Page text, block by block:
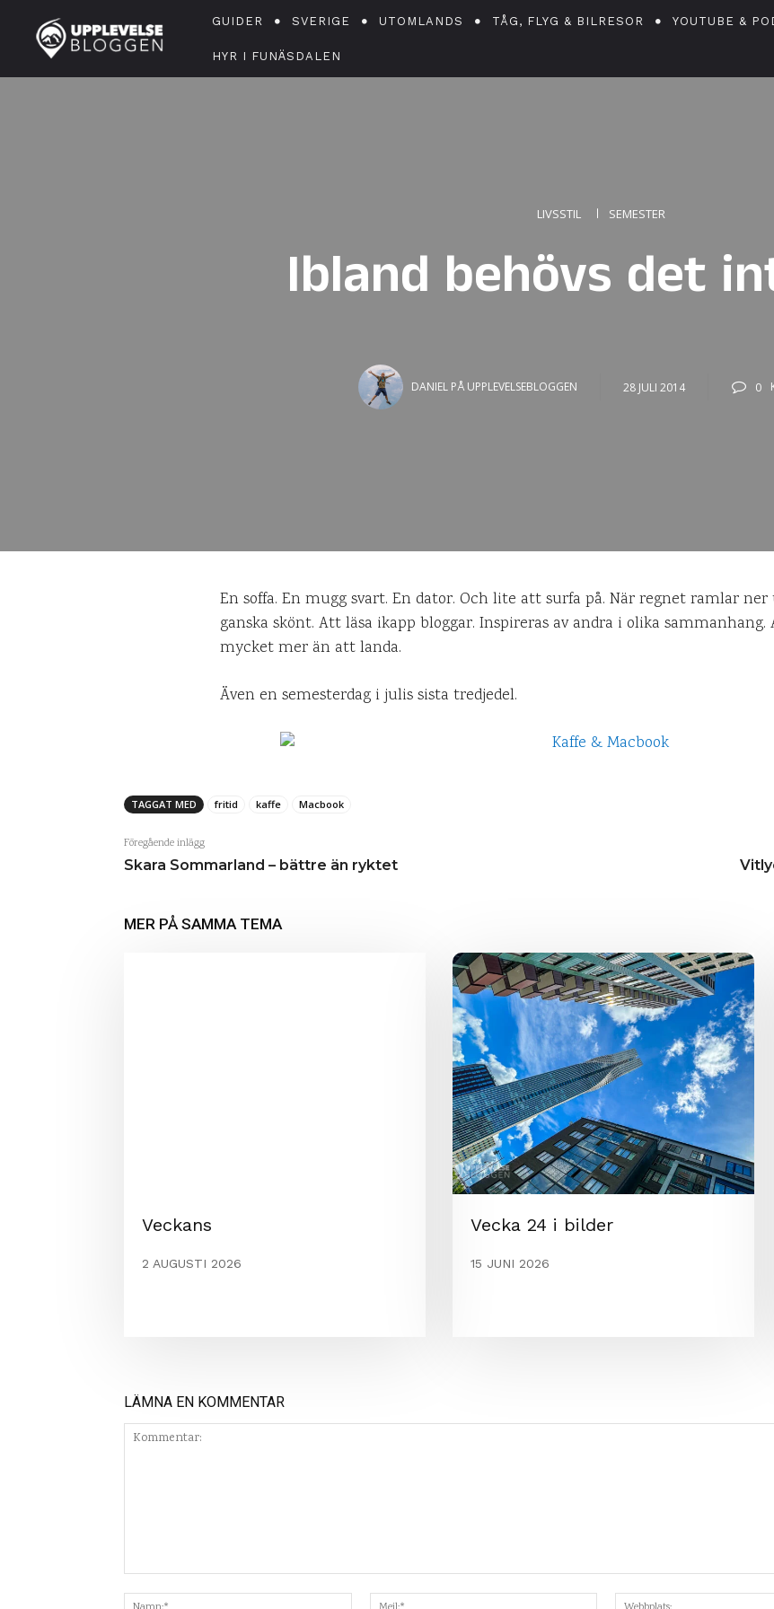
GUIDER SVERIGE UTOMLANDS TÅG, FLYG & BILRESOR YOUTUBE &
HYR I FUNÄSDALEN
LIVSSTIL SEMESTER
Ibland behövs det
DANIEL PÅ UPPLEVELSEBLOGGEN 28 JULI 2014 0
En soffa. En mugg svart. En dator. Och lite att surfa på. När regnet ramlar
ganska skönt. Att läsa ikapp bloggar. Inspireras av andra i olika
mycket mer än att landa.
Även en semesterdag i julis sista tredjedel.
TAGGAT MED fritid kaffe Macbook
Föregående inlägg
Skara Sommarland – bättre än ryktet
MER PÅ SAMMA TEMA
Veckans
2 AUGUSTI 2026
Vecka 24 i bilder
15 JUNI 2026
LÄMNA EN KOMMENTAR
Namn:*
Mejl:*